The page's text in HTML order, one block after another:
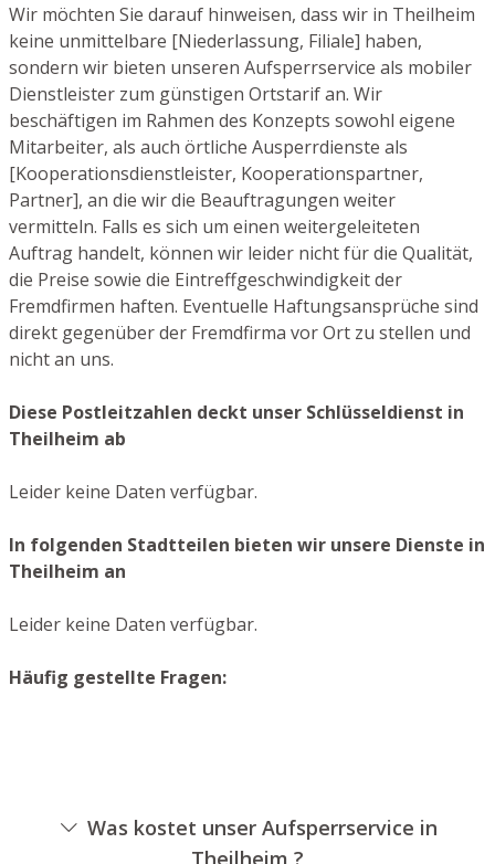
Wir möchten Sie darauf hinweisen, dass wir in Theilheim
keine unmittelbare [Niederlassung, Filiale] haben,
sondern wir bieten unseren Aufsperrservice als mobiler
Dienstleister zum günstigen Ortstarif an. Wir
beschäftigen im Rahmen des Konzepts sowohl eigene
Mitarbeiter, als auch örtliche Ausperrdienste als
[Kooperationsdienstleister, Kooperationspartner,
Partner], an die wir die Beauftragungen weiter
vermitteln. Falls es sich um einen weitergeleiteten
Auftrag handelt, können wir leider nicht für die Qualität,
die Preise sowie die Eintreffgeschwindigkeit der
Fremdfirmen haften. Eventuelle Haftungsansprüche sind
direkt gegenüber der Fremdfirma vor Ort zu stellen und
nicht an uns.
Diese Postleitzahlen deckt unser Schlüsseldienst in
Theilheim ab
Leider keine Daten verfügbar.
In folgenden Stadtteilen bieten wir unsere Dienste in
Theilheim an
Leider keine Daten verfügbar.
Häufig gestellte Fragen:
Was kostet unser Aufsperrservice in
Theilheim ?